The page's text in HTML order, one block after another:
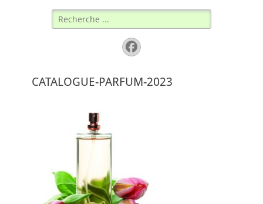
Rechercher :
Facebook
CATALOGUE-PARFUM-2023